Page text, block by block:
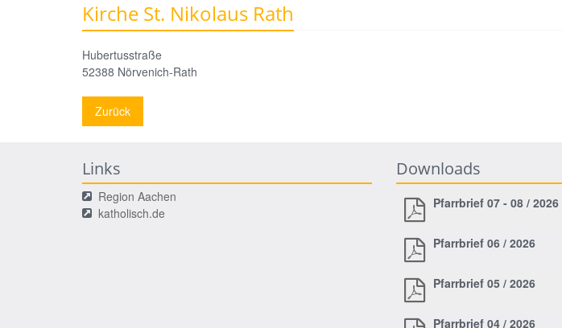
Kirche St. Nikolaus Rath
Hubertusstraße
52388 Nörvenich-Rath
Zurück
Links
Region Aachen
katholisch.de
Downloads
Pfarrbrief 07 - 08 / 2026
Pfarrbrief 06 / 2026
Pfarrbrief 05 / 2026
Pfarrbrief 04 / 2026